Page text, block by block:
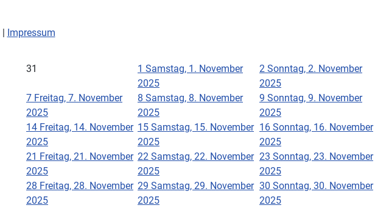
31 1 Samstag, 1. November
2025
2 Sonntag, 2. November
2025
7 Freitag, 7. November
2025
8 Samstag, 8. November
2025
9 Sonntag, 9. November
2025
14 Freitag, 14. November
2025
15 Samstag, 15. November
2025
16 Sonntag, 16. November
2025
21 Freitag, 21. November
2025
22 Samstag, 22. November
2025
23 Sonntag, 23. November
2025
28 Freitag, 28. November
2025
29 Samstag, 29. November
2025
30 Sonntag, 30. November
2025
| Impressum